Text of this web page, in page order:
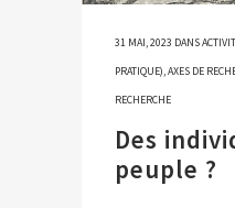
31 MAI, 2023 DANS
PRATIQUE),AXES DE
RECHERCHE
Des
peuple ?